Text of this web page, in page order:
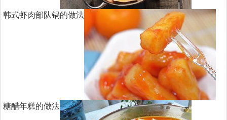
韩式虾肉部队锅的做法
糖醋年糕的做法